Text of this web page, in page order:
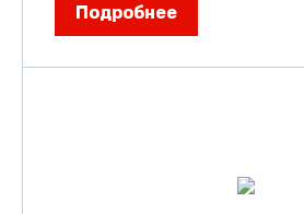
Подробнее